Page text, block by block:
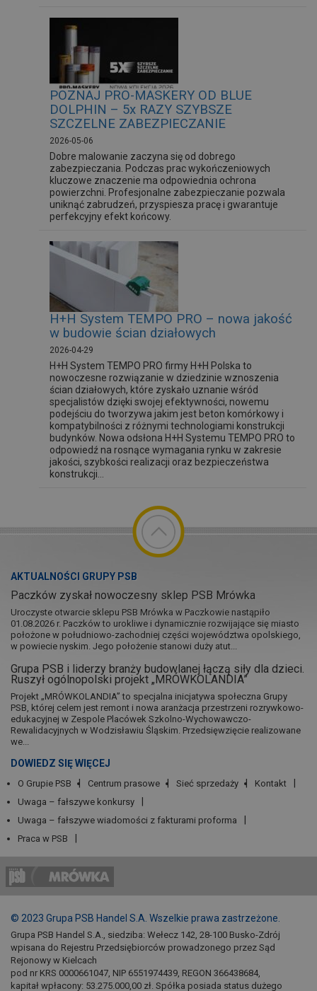
POZNAJ PRO-MASKERY OD BLUE
DOLPHIN – 5x RAZY SZYBSZE
SZCZELNE ZABEZPIECZANIE
2026-05-06
Dobre malowanie zaczyna się od dobrego
zabezpieczania. Podczas prac wykończeniowych
kluczowe znaczenie ma odpowiednia ochrona
powierzchni. Profesjonalne zabezpieczanie pozwala
uniknąć zabrudzeń, przyspiesza pracę i gwarantuje
perfekcyjny efekt końcowy.
H+H System TEMPO PRO – nowa jakość
w budowie ścian działowych
2026-04-29
H+H System TEMPO PRO firmy H+H Polska to
nowoczesne rozwiązanie w dziedzinie wznoszenia
ścian działowych, które zyskało uznanie wśród
specjalistów dzięki swojej efektywności, nowemu
podejściu do tworzywa jakim jest beton komórkowy i
kompatybilności z różnymi technologiami konstrukcji
budynków. Nowa odsłona H+H Systemu TEMPO PRO to
odpowiedź na rosnące wymagania rynku w zakresie
jakości, szybkości realizacji oraz bezpieczeństwa
konstrukcji...
AKTUALNOŚCI GRUPY PSB
Paczków zyskał nowoczesny sklep PSB Mrówka
Uroczyste otwarcie sklepu PSB Mrówka w Paczkowie nastąpiło
01.08.2026 r. Paczków to urokliwe i dynamicznie rozwijające się miasto
położone w południowo-zachodniej części województwa opolskiego,
w powiecie nyskim. Jego położenie stanowi duży atut...
Grupa PSB i liderzy branży budowlanej łączą siły dla dzieci.
Ruszył ogólnopolski projekt „MRÓWKOLANDIA”
Projekt „MRÓWKOLANDIA” to specjalna inicjatywa społeczna Grupy
PSB, której celem jest remont i nowa aranżacja przestrzeni rozrywkowo-
edukacyjnej w Zespole Placówek Szkolno-Wychowawczo-
Rewalidacyjnych w Wodzisławiu Śląskim. Przedsięwzięcie realizowane
we...
DOWIEDZ SIĘ WIĘCEJ
O Grupie PSB Centrum prasowe Sieć sprzedaży
Kontakt
Uwaga – fałszywe konkursy
Uwaga – fałszywe wiadomości z fakturami proforma
Praca w PSB
© 2023 Grupa PSB Handel S.A. Wszelkie prawa zastrzeżone.
Grupa PSB Handel S.A., siedziba: Wełecz 142, 28-100 Busko-Zdrój
wpisana do Rejestru Przedsiębiorców prowadzonego przez Sąd
Rejonowy w Kielcach
pod nr KRS 0000661047, NIP 6551974439, REGON 366438684,
kapitał wpłacony: 53.275.000,00 zł. Spółka posiada status dużego